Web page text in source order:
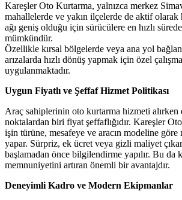
Kareşler Oto Kurtarma, yalnızca merkez
mahallelerde ve yakın ilçelerde de aktif olarak
ağı geniş olduğu için sürücülere en hızlı
mümkündür.
Özellikle kırsal bölgelerde veya ana yol
arızalarda hızlı dönüş yapmak için özel
uygulanmaktadır.
Uygun Fiyatlı ve Şeffaf Hizmet Politikası
Araç sahiplerinin oto kurtarma hizmeti
noktalardan biri fiyat şeffaflığıdır. Kareşler
işin türüne, mesafeye ve aracın modeline göre
yapar. Sürpriz, ek ücret veya gizli maliyet
başlamadan önce bilgilendirme yapılır. Bu da
memnuniyetini artıran önemli bir avantajdır.
Deneyimli Kadro ve Modern Ekipmanlar